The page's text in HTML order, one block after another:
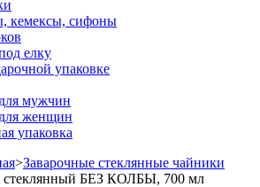
кемексы, сифоны
елку
упаковке
мужчин
женщин
упаковка
>Заварочные стеклянные чайники
стеклянный БЕЗ КОЛБЫ, 700 мл